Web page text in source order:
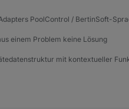
PoolControl / BertinSoft-
einem Problem keine Lösung
mit kontextueller